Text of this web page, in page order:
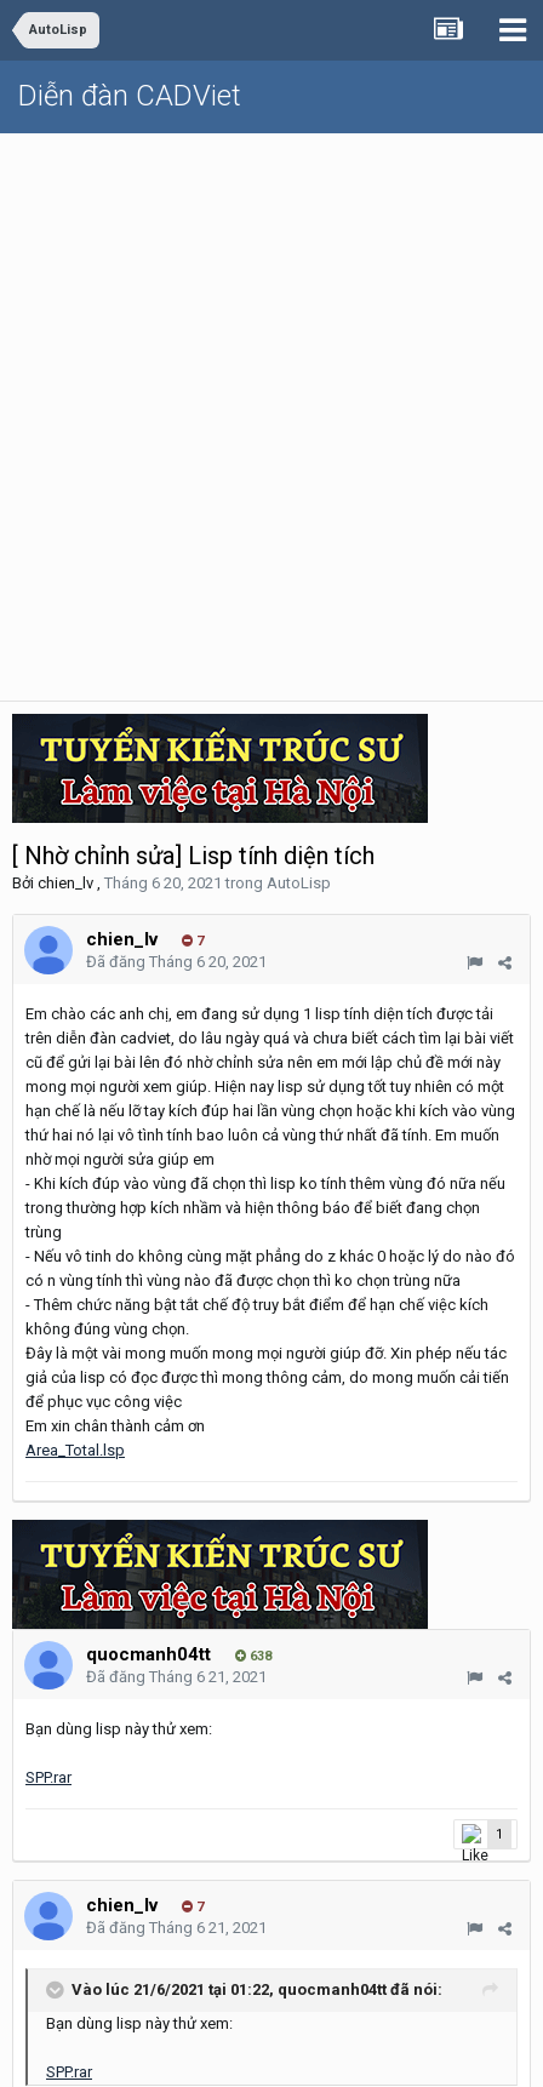
AutoLisp
Diễn đàn CADViet
[ Nhờ chỉnh sửa] Lisp tính diện tích
Bởi chien_lv , Tháng 6 20, 2021trong AutoLisp
chien_lv 7
Đã đăng Tháng 6 20, 2021
Em chào các anh chị, em đang sử dụng 1 lisp tính diện tích được tải
trên diễn đàn cadviet, do lâu ngày quá và chưa biết cách tìm lại bài viết
cũ để gửi lại bài lên đó nhờ chỉnh sửa nên em mới lập chủ đề mới này
mong mọi người xem giúp. Hiện nay lisp sử dụng tốt tuy nhiên có một
hạn chế là nếu lỡ tay kích đúp hai lần vùng chọn hoặc khi kích vào vùng
thứ hai nó lại vô tình tính bao luôn cả vùng thứ nhất đã tính. Em muốn
nhờ mọi người sửa giúp em
- Khi kích đúp vào vùng đã chọn thì lisp ko tính thêm vùng đó nữa nếu
trong thường hợp kích nhầm và hiện thông báo để biết đang chọn
trùng
- Nếu vô tinh do không cùng mặt phẳng do z khác 0 hoặc lý do nào đó
có n vùng tính thì vùng nào đã được chọn thì ko chọn trùng nữa
- Thêm chức năng bật tắt chế độ truy bắt điểm để hạn chế việc kích
không đúng vùng chọn.
Đây là một vài mong muốn mong mọi người giúp đỡ. Xin phép nếu tác
giả của lisp có đọc được thì mong thông cảm, do mong muốn cải tiến
để phục vục công việc
Em xin chân thành cảm ơn
Area_Total.lsp
quocmanh04tt 638
Đã đăng Tháng 6 21, 2021
Bạn dùng lisp này thử xem:
SPP.rar
1
chien_lv 7
Đã đăng Tháng 6 21, 2021
Vào lúc 21/6/2021 tại 01:22, quocmanh04tt đã nói:
Bạn dùng lisp này thử xem:
SPP.rar